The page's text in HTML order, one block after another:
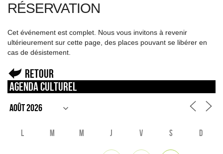
RÉSERVATION
Cet événement est complet. Nous vous invitons à revenir
ultérieurement sur cette page, des places pouvant se libérer en
cas de désistement.
Retour
Agenda culturel
L M M J V S D